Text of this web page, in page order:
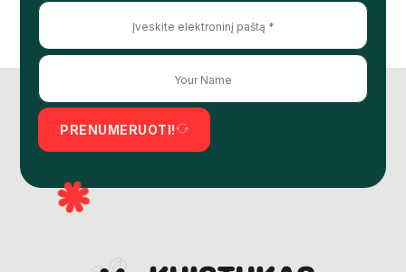
PRENUMERUOTI!